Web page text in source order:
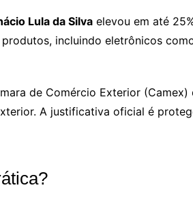
Lula da Silva elevou em até
incluindo eletrônicos
de Comércio Exterior
A justificativa oficial é